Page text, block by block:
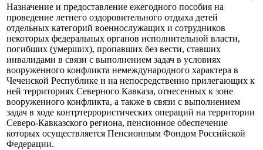
Назначение и предоставление ежегодного пособия на
проведение летнего оздоровительного отдыха детей
отдельных категорий военнослужащих и сотрудников
некоторых федеральных органов исполнительной власти,
погибших (умерших), пропавших без вести, ставших
инвалидами в связи с выполнением задач в условиях
вооруженного конфликта немеждународного характера в
Чеченской Республике и на непосредственно прилегающих к
ней территориях Северного Кавказа, отнесенных к зоне
вооруженного конфликта, а также в связи с выполнением
задач в ходе контртеррористических операций на территории
Северо-Кавказского региона, пенсионное обеспечение
которых осуществляется Пенсионным Фондом Российской
Федерации.